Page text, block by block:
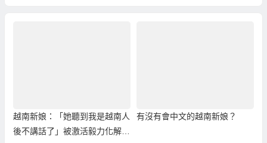
越南新娘：「她聽到我是越南人
後不講話了」被激活毅力化解外
有沒有會中文的越南新娘？